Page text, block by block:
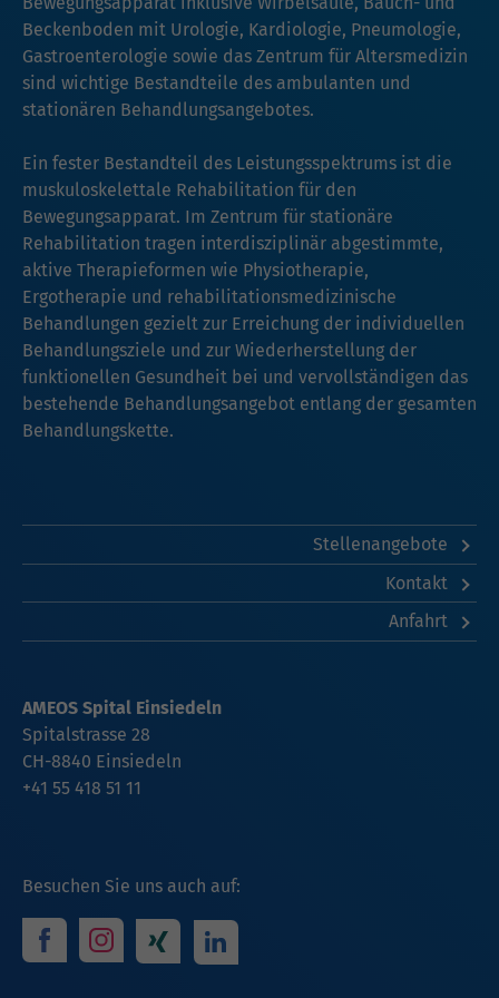
Beckenboden mit Urologie, Kardiologie, Pneumologie,
Gastroenterologie sowie das Zentrum für Altersmedizin
sind wichtige Bestandteile des ambulanten und
stationären Behandlungsangebotes.
Ein fester Bestandteil des Leistungsspektrums ist die
muskuloskelettale Rehabilitation für den
Bewegungsapparat. Im Zentrum für stationäre
Rehabilitation tragen interdisziplinär abgestimmte,
aktive Therapieformen wie Physiotherapie,
Ergotherapie und rehabilitationsmedizinische
Behandlungen gezielt zur Erreichung der individuellen
Behandlungsziele und zur Wiederherstellung der
funktionellen Gesundheit bei und vervollständigen das
bestehende Behandlungsangebot entlang der gesamten
Behandlungskette.
Stellenangebote
Kontakt
Anfahrt
Besuchen Sie uns auch auf:
AMEOS Spital Einsiedeln
Spitalstrasse 28
CH-8840 Einsiedeln
+41 55 418 51 11